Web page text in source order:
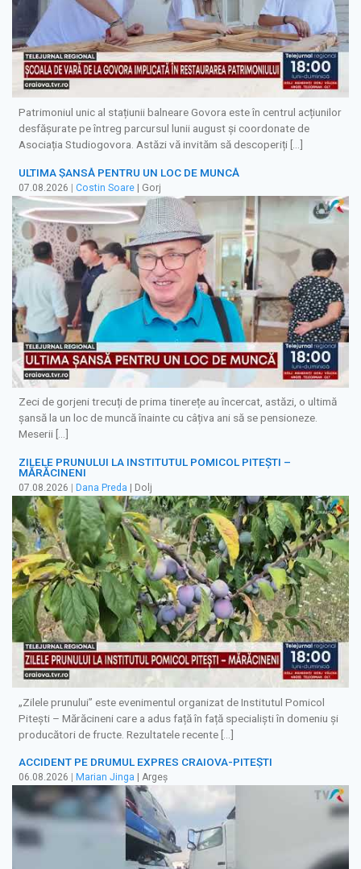
Patrimoniul unic al stațiunii balneare Govora este în centrul acțiunilor
desfășurate pe întreg parcursul lunii august și coordonate de
Asociația Studiogovora. Astăzi vă invităm să descoperiți […]
ULTIMA ȘANSĂ PENTRU UN LOC DE MUNCĂ
07.08.2026 | Costin Soare | Gorj
Zeci de gorjeni trecuți de prima tinerețe au încercat, astăzi, o ultimă
șansă la un loc de muncă înainte cu câțiva ani să se pensioneze.
Meserii […]
ZILELE PRUNULUI LA INSTITUTUL POMICOL PITEȘTI –
MĂRĂCINENI
07.08.2026 Dana Preda | Dolj
„Zilele prunului” este evenimentul organizat de Institutul Pomicol
Pitești – Mărăcineni care a adus față în față specialiști în domeniu și
producători de fructe. Rezultatele recente […]
ACCIDENT PE DRUMUL EXPRES CRAIOVA-PITEȘTI
06.08.2026 Marian Jinga | Argeș